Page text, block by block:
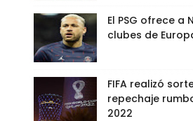
El PSG ofrece a
clubes de
FIFA realizó
repechaje
2022